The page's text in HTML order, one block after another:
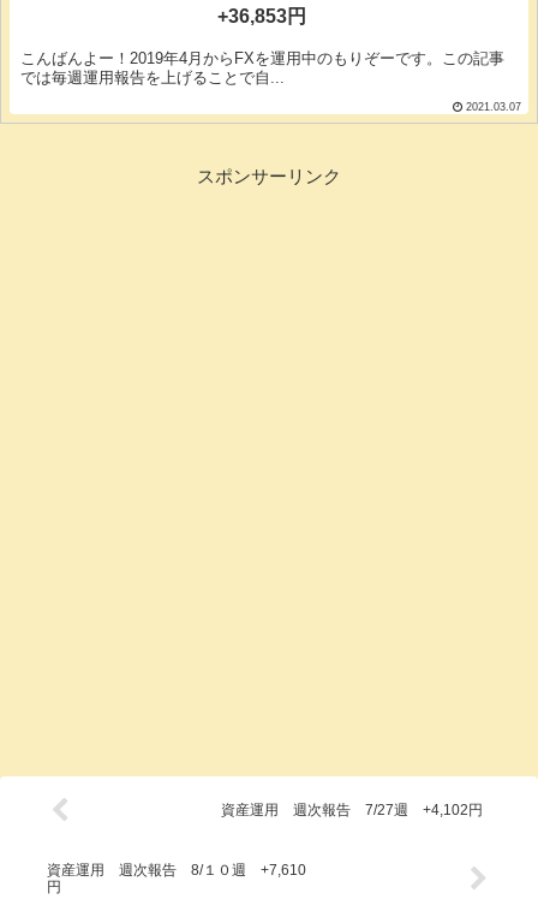
+36,853円
こんばんよー！2019年4月からFXを運用中のもりぞーです。この記事
では毎週運用報告を上げることで自...
2021.03.07
スポンサーリンク
資産運用 週次報告 7/27週 +4,102円
資産運用 週次報告 8/１０週 +7,610
円